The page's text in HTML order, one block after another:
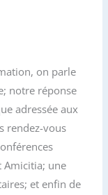
on parle
notre réponse
adressée aux
rendez-vous
Amicitia; une
et enfin de